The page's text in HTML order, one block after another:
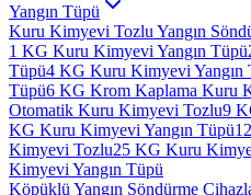
Yangın Tüpü
Kuru Kimyevi Tozlu Yangın
1 KG Kuru Kimyevi Yangın Tüpü
Tüpü4 KG Kuru Kimyevi Yangın
Tüpü6 KG Krom Kaplama Kuru
Otomatik Kuru Kimyevi Tozlu9
KG Kuru Kimyevi Yangın Tüpü
Kimyevi Tozlu25 KG Kuru
Kimyevi Yangın Tüpü
Köpüklü Yangın Söndürme